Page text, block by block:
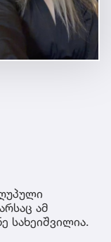
ამ
სახეიშვილია.